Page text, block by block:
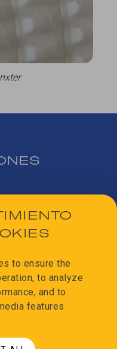
to ensure the
to analyze
and to
features